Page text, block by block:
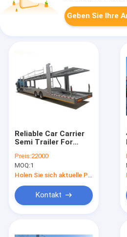
Geben Sie Ihre
Reliable Car Carrier
Semi Trailer For
Transportation
Ensuring Max
Protection High
Stability
Preis:22000
MOQ:1
Kontakt